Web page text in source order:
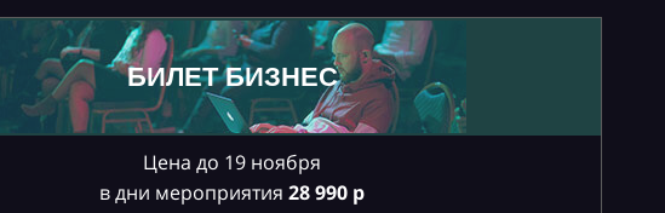
БИЛЕТ БИЗНЕС
Цена до 19 ноября
в дни мероприятия 28990 р